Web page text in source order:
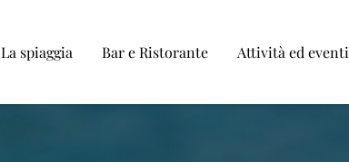
La spiaggia Bar e Ristorante Attività ed eventi